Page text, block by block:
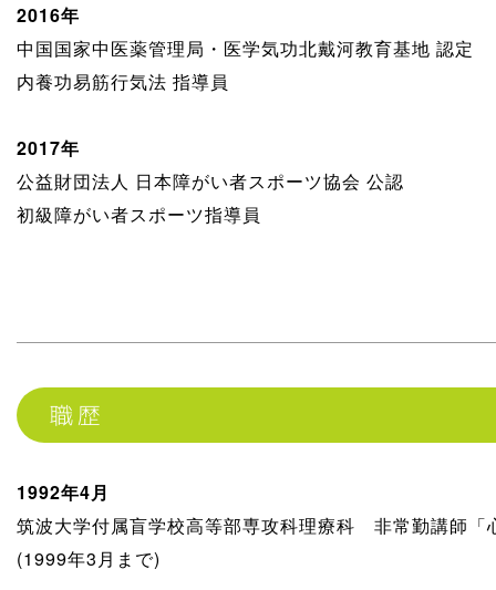
2016年
中国国家中医薬管理局・医学気功北戴河教育基地 認定
内養功易筋行気法 指導員
2017年
公益財団法人 日本障がい者スポーツ協会 公認
初級障がい者スポーツ指導員
職歴
1992年4月
筑波大学付属盲学校高等部専攻科理療科 非常勤講師「
(1999年3月まで)